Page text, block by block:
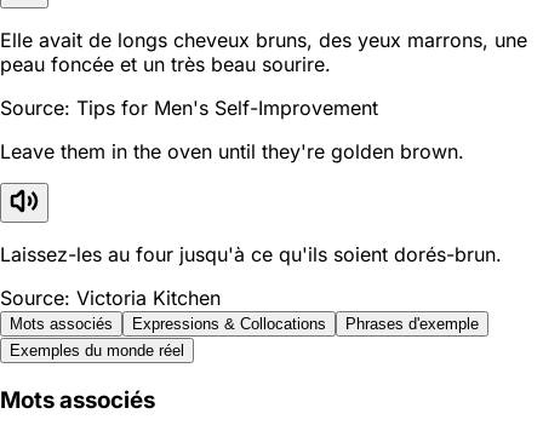
Elle avait de longs cheveux bruns, des yeux marrons, une
peau foncée et un très beau sourire.
Source: Tips for Men's Self-Improvement
Leave them in the oven until they're golden brown.
Laissez-les au four jusqu'à ce qu'ils soient dorés-brun.
Source: Victoria Kitchen
Mots associés Expressions & Collocations
Phrases d'exemple
Exemples du monde réel
Mots associés